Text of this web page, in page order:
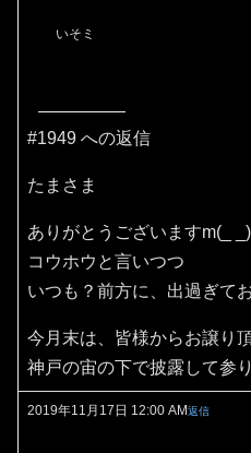
いそミ
#1949 への返信
たまさま
ありがとうございますm(_
コウホウと言いつつ
いつも？前方に、出過ぎて
今月末は、皆様からお譲り
神戸の宙の下で披露して参
2019年11月17日 12:00 AM返信